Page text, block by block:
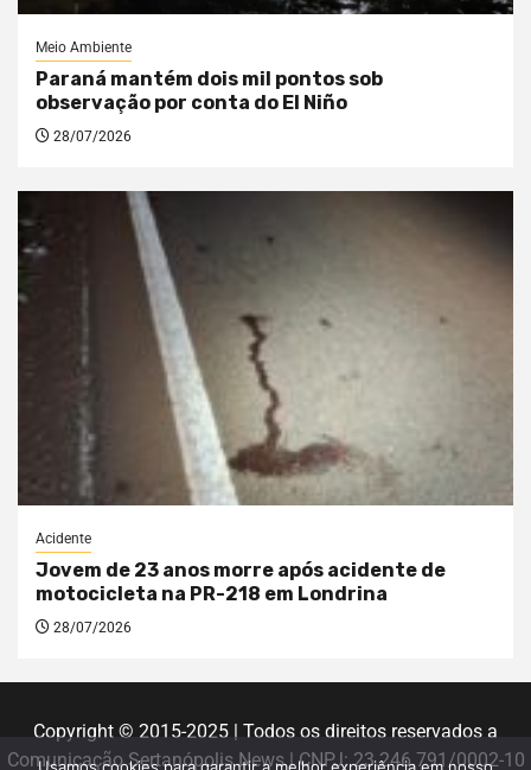
Meio Ambiente
Paraná mantém dois mil pontos sob
observação por conta do El Niño
28/07/2026
Acidente
Jovem de 23 anos morre após acidente de
motocicleta na PR-218 em Londrina
28/07/2026
Copyright © 2015-2025 | Todos os direitos reservados a
Comunicação Sertanópolis News | CNPJ: 23.246.791/0002-10